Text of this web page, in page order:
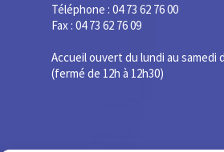
Téléphone : 04 73 62 76 00
Fax : 04 73 62 76 09
Accueil ouvert du lundi au samedi
(fermé de 12h à 12h30)